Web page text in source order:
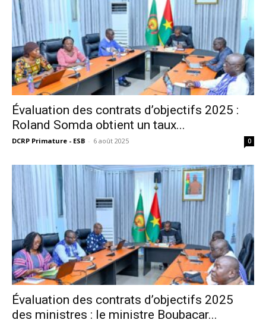
Évaluation des contrats d’objectifs 2025 :
Roland Somda obtient un taux...
DCRP Primature - ESB - 6 août 2025 0
Évaluation des contrats d’objectifs 2025
des ministres : le ministre Boubacar...